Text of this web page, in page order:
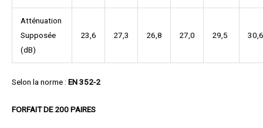
Atténuation
Supposée
(dB)
23,6 27,3 26,8 27,0 29,5 30,6
Selon la norme : EN 352-2
FORFAIT DE 200 PAIRES